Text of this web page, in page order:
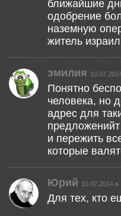
ближайшие
одобрение
наземную
житель
эмилия
Понятно
человека, но
адрес для
и пережить
которые
Юрий 10.07.2014 в
Для тех, кто